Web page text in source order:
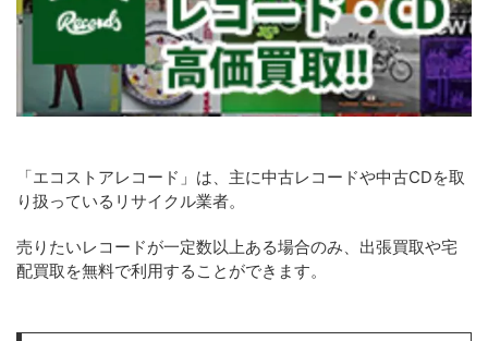
「エコストアレコード」は、主に中古レコードや中古CDを取
り扱っているリサイクル業者。
売りたいレコードが一定数以上ある場合のみ、出張買取や宅
配買取を無料で利用することができます。